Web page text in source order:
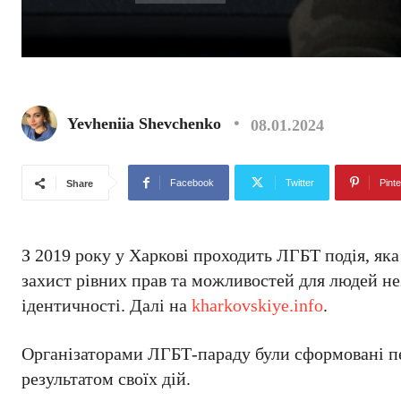
Yevheniia Shevchenko 08.01.2024
Share Facebook Twitter
З 2019 року у Харкові проходить ЛГБТ подія,
захист рівних прав та можливостей для людей
ідентичності. Далі на kharkovskiye.info.
Організаторами ЛГБТ-параду були сформовані
результатом своїх дій.